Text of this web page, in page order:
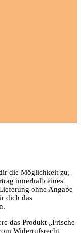
die Möglichkeit zu,
innerhalb eines
ohne Angabe
dich das
das Produkt „Frische
Widerrufsrecht